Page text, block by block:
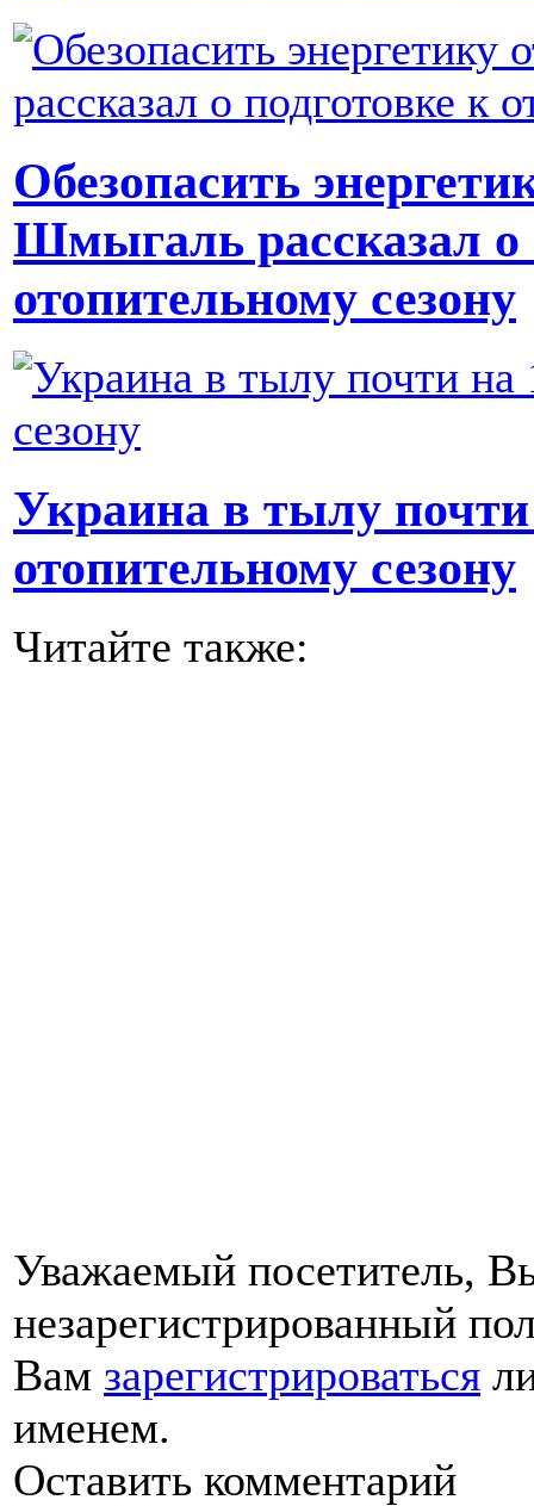
Обезопасить
Шмыгаль рассказал о
отопительному сезону
Украина в тылу
отопительному сезону
Читайте также:
Уважаемый посетитель,
незарегистрированный
Вам зарегистрироваться
именем.
Оставить комментарий